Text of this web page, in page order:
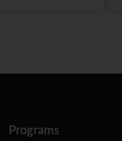
Programs